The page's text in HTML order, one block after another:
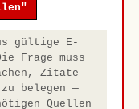
gültige E-
Frage muss
Zitate
belegen —
Quellen